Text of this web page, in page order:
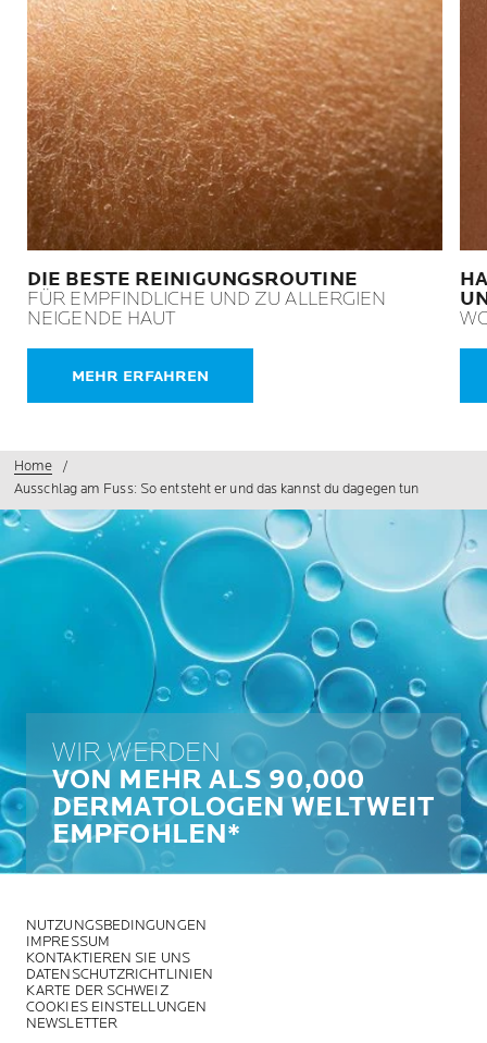
DIE BESTE REINIGUNGSROUTINE
FÜR EMPFINDLICHE UND ZU ALLERGIEN
NEIGENDE HAUT
MEHR ERFAHREN
Home
Ausschlag am Fuss: So entsteht er und das kannst du dagegen tun
WIR WERDEN
VON MEHR ALS 90,000
DERMATOLOGEN WELTWEIT
EMPFOHLEN*
NUTZUNGSBEDINGUNGEN
IMPRESSUM
KONTAKTIEREN SIE UNS
DATENSCHUTZRICHTLINIEN
KARTE DER SCHWEIZ
COOKIES EINSTELLUNGEN
NEWSLETTER